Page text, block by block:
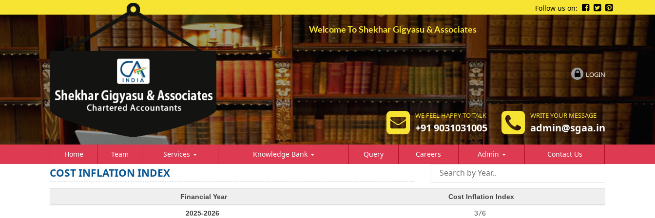
Welcome To Shekhar Gigyasu & Associates
LOGIN
WE FEEL HAPPY TO TALK
+91 9031031005
WRITE YOUR MESSAGE
admin@sgaa.in
Follow us on:
Home Team Services Knowledge Bank Query Careers Admin Contact Us
COST INFLATION INDEX
Financial Year Cost Inflation Index
2025-2026 376